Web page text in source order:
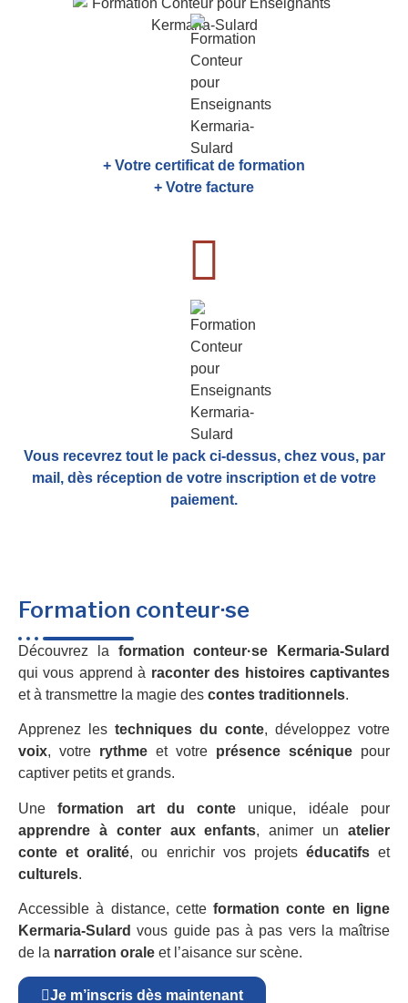
+ Votre certificat de formation
+ Votre facture
Vous recevrez tout le pack ci-dessus, chez vous, par
mail, dès réception de votre inscription et de votre
paiement.
Formation conteur·se
Découvrez la formation conteur·se Kermaria-Sulard
qui vous apprend à raconter des histoires captivantes
et à transmettre la magie des contes traditionnels.
Apprenez les techniques du conte, développez votre
voix, votre rythme et votre présence scénique pour
captiver petits et grands.
Uneformation art du conte unique, idéale pour
apprendre à conter aux enfants, animer unatelier
conte et oralité, ou enrichir vos projets éducatifset
culturels.
Accessible à distance, cetteformation conte en ligne
Kermaria-Sulard vous guide pas à pas vers la maîtrise
de la narration orale et l’aisance sur scène.
Je m’inscris dès maintenant